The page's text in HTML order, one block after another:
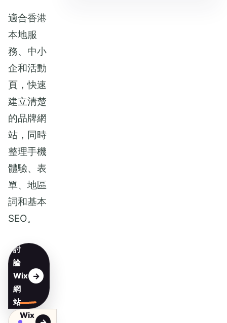
適合香港
本地服
務、中小
企和活動
頁，快速
建立清楚
的品牌網
站，同時
整理手機
體驗、表
單、地區
詞和基本
SEO。
討
論
Wix
網
站
Wix